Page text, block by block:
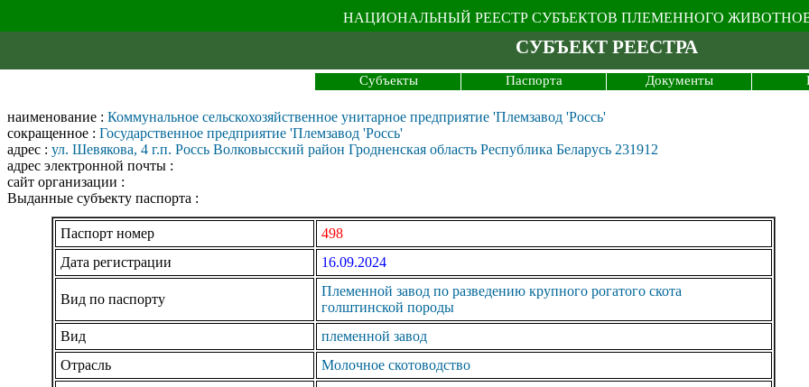
НАЦИОНАЛЬНЫЙ РЕЕСТР СУБЪЕКТОВ ПЛЕМЕННОГО
СУБЪЕКТ РЕЕСТРА
Субъекты Паспорта Документы
наименование : Коммунальное сельскохозяйственное унитарное предприятие 'Племзавод 'Россь'
сокращенное : Государственное предприятие 'Племзавод 'Россь'
адрес : ул. Шевякова, 4 г.п. Россь Волковысский район Гродненская область Республика Беларусь 231912
адрес электронной почты :
сайт организации :
Выданные субъекту паспорта :
Паспорт номер
498
Дата регистрации
16.09.2024
Вид по паспорту
Племенной завод по разведению крупного рогатого скота
голштинской породы
Вид
племенной завод
Отрасль
Молочное скотоводство